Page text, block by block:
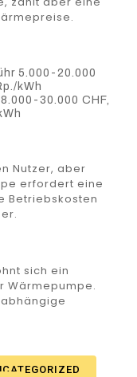
5.000-20.000
kWh
30.000 CHF,
Nutzer, aber
erfordert eine
Betriebskosten
sich ein
Wärmepumpe.